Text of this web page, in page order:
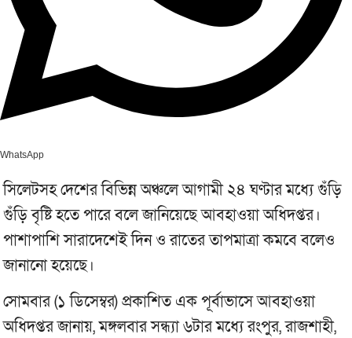
WhatsApp
সিলেটসহ দেশের বিভিন্ন অঞ্চলে আগামী ২৪ ঘণ্টার মধ্যে গুঁড়ি
গুঁড়ি বৃষ্টি হতে পারে বলে জানিয়েছে আবহাওয়া অধিদপ্তর।
পাশাপাশি সারাদেশেই দিন ও রাতের তাপমাত্রা কমবে বলেও
জানানো হয়েছে।
সোমবার (১ ডিসেম্বর) প্রকাশিত এক পূর্বাভাসে আবহাওয়া
অধিদপ্তর জানায়, মঙ্গলবার সন্ধ্যা ৬টার মধ্যে রংপুর, রাজশাহী,